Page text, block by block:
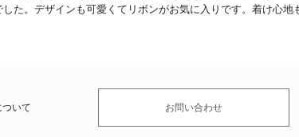
た。デザインも可愛くてリボンがお気に入りです。着け心地
いて お問い合わせ